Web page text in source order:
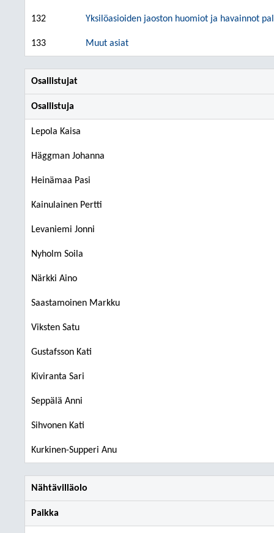
132 Yksilöasioiden jaoston huomiot ja havainnot
133 Muut asiat
Osallistujat
Osallistuja
Lepola Kaisa
Häggman Johanna
Heinämaa Pasi
Kainulainen Pertti
Levaniemi Jonni
Nyholm Soila
Närkki Aino
Saastamoinen Markku
Viksten Satu
Gustafsson Kati
Kiviranta Sari
Seppälä Anni
Sihvonen Kati
Kurkinen-Supperi Anu
Nähtävilläolo
Paikka